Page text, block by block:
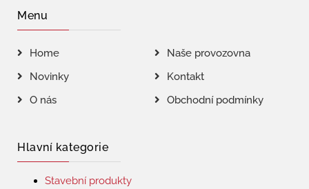
Menu
Home
Naše provozovna
Novinky
Kontakt
O nás
Obchodní podmínky
Hlavní kategorie
Stavební produkty